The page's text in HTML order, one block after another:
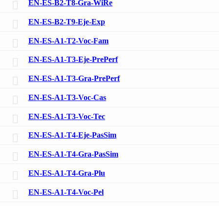
EN-ES-B2-T8-Gra-WiRe
EN-ES-B2-T9-Eje-Exp
EN-ES-A1-T2-Voc-Fam
EN-ES-A1-T3-Eje-PrePerf
EN-ES-A1-T3-Gra-PrePerf
EN-ES-A1-T3-Voc-Cas
EN-ES-A1-T3-Voc-Tec
EN-ES-A1-T4-Eje-PasSim
EN-ES-A1-T4-Gra-PasSim
EN-ES-A1-T4-Gra-Plu
EN-ES-A1-T4-Voc-Pel